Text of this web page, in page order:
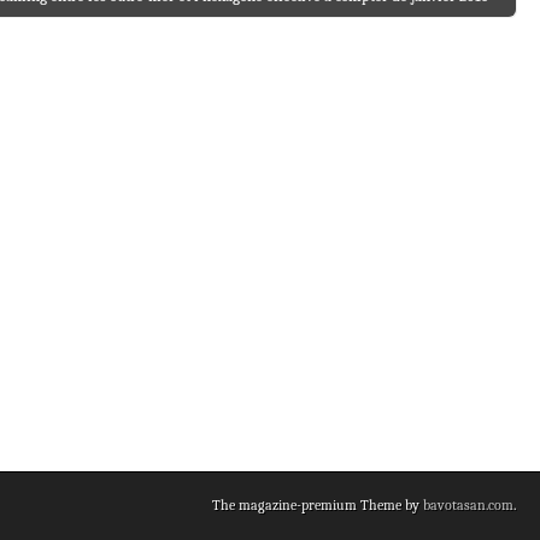
The magazine-premium Theme by bavotasan.com.